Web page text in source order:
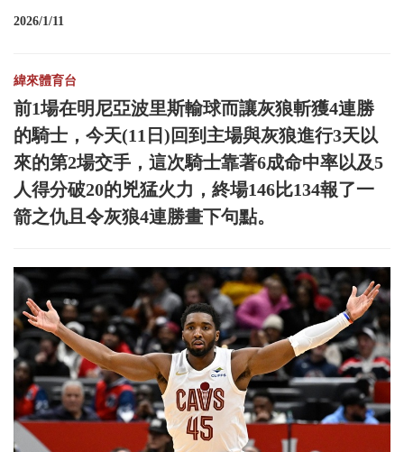
2026/1/11
緯來體育台
前1場在明尼亞波里斯輸球而讓灰狼斬獲4連勝
的騎士，今天(11日)回到主場與灰狼進行3天以
來的第2場交手，這次騎士靠著6成命中率以及5
人得分破20的兇猛火力，終場146比134報了一
箭之仇且令灰狼4連勝畫下句點。